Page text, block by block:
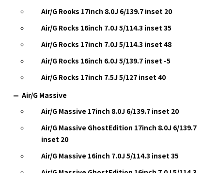
Air/G Rooks 17inch 8.0J 6/139.7 inset 20
Air/G Rocks 16inch 7.0J 5/114.3 inset 35
Air/G Rocks 17inch 7.0J 5/114.3 inset 48
Air/G Rocks 16inch 6.0J 5/139.7 inset -5
Air/G Rocks 17inch 7.5J 5/127 inset 40
Air/G Massive
Air/G Massive 17inch 8.0J 6/139.7 inset 20
Air/G Massive GhostEdition 17inch 8.0J 6/139.7
inset 20
Air/G Massive 16inch 7.0J 5/114.3 inset 35